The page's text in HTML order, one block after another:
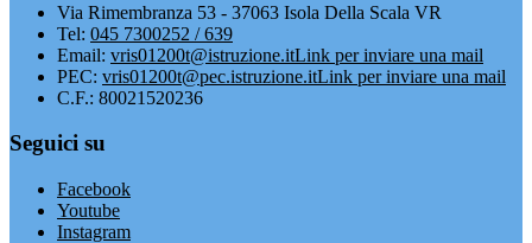
Via Rimembranza 53 - 37063 Isola Della Scala VR
Tel: 045 7300252 / 639
Email: vris01200t@istruzione.itLink per inviare una mail
PEC: vris01200t@pec.istruzione.itLink per inviare una mail
C.F.: 80021520236
Seguici su
Facebook
Youtube
Instagram